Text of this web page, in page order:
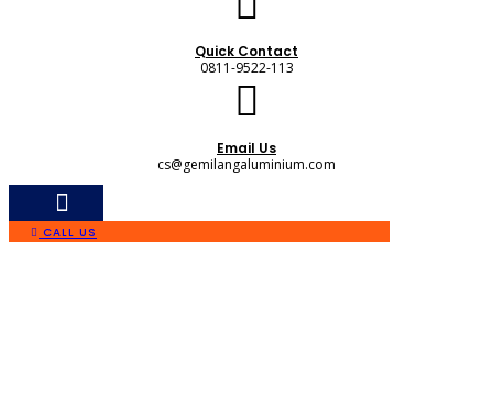
Quick Contact
0811-9522-113
Email Us
cs@gemilangaluminium.com
CALL US